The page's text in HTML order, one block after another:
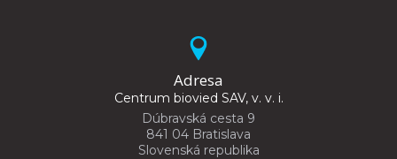
Adresa
Centrum biovied SAV, v. v. i.
Dúbravská cesta 9
841 04 Bratislava
Slovenská republika